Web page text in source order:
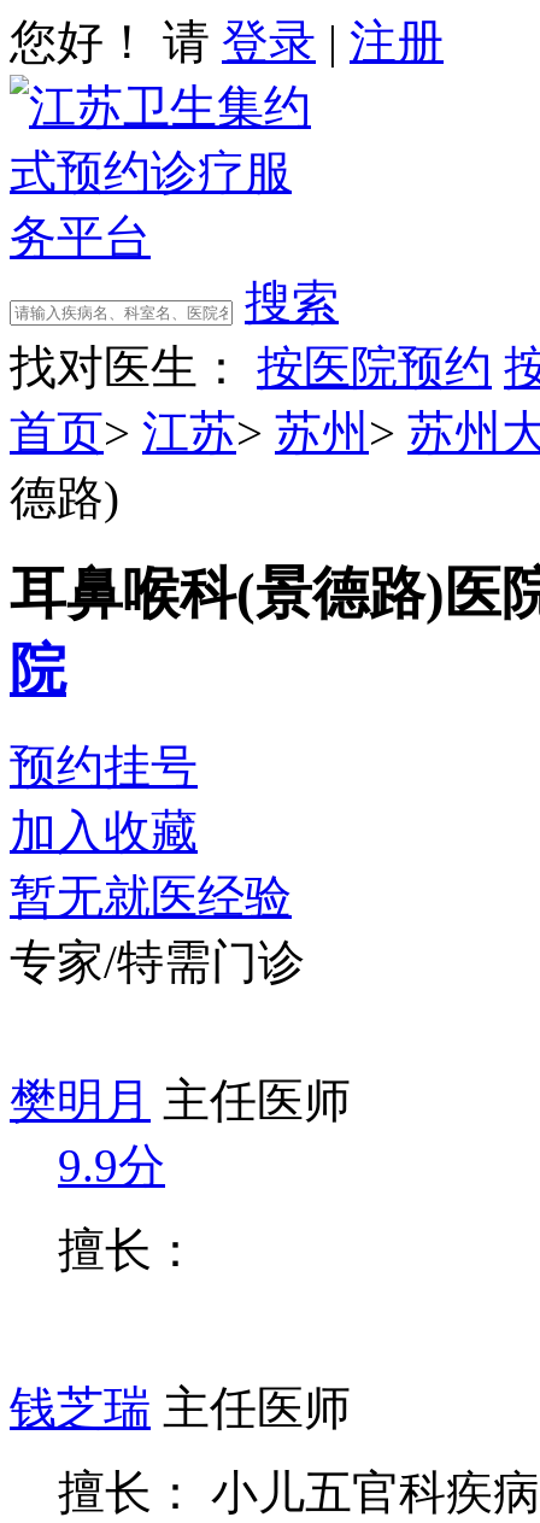
您好！ 请 登录 | 注册
搜索
找对医生：
按医院预约
首页> 江苏> 苏州 > 苏州
德路)
耳鼻喉科(景德路)医
院
预约挂号
加入收藏
暂无就医经验
专家/特需门诊
樊明月 主任医师
9.9分
擅长：
钱芝瑞 主任医师
擅长： 小儿五官科疾